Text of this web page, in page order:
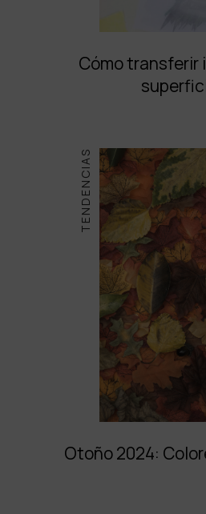
Cómo transferir
TENDENCIAS
Otoño 2024: